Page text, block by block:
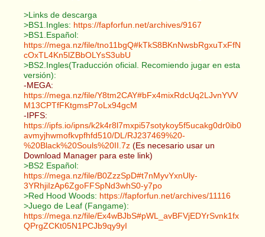
>Links de descarga
>BS1.Ingles: https://fapforfun.net/archives/9167
>BS1.Español:
https://mega.nz/file/tno11bgQ#kTkS8BKnNwsbRgxuTxFfN
cOxTL4Kn5lZBbOLYsS3ubU
>BS2.Ingles(Traducción oficial. Recomiendo jugar en esta
versión):
-MEGA:
https://mega.nz/file/Y8tm2CAY#bFx4mixRdcUq2LJvnYVV
M13CPTfFKtgmsP7oLx94gcM
-IPFS:
https://ipfs.io/ipns/k2k4r8l7mxpi57sotykoy5f5ucakg0dr0ib0
avmyjhwmofkvpfhfd510/DL/RJ237469%20-
%20Black%20Souls%20II.7z (Es necesario usar un
Download Manager para este link)
>BS2 Español:
https://mega.nz/file/B0ZzzSpD#t7nMyvYxnUly-
3YRhjiIzAp6ZgoFFSpNd3whS0-y7po
>Red Hood Woods: https://fapforfun.net/archives/11116
>Juego de Leaf (Fangame):
https://mega.nz/file/Ex4wBJbS#pWL_avBFVjEDYrSvnk1fx
QPrgZCKt05N1PCJb9qy9yI